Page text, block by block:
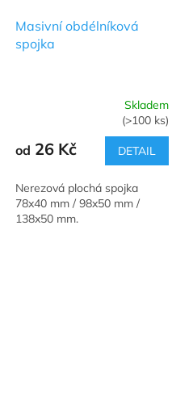
Masivní obdélníková
spojka
produktu
je
z
5
hvězdiček.
Skladem
(>100 ks)
od 26 Kč DETAIL
Nerezová plochá spojka
78x40 mm / 98x50 mm /
138x50 mm.